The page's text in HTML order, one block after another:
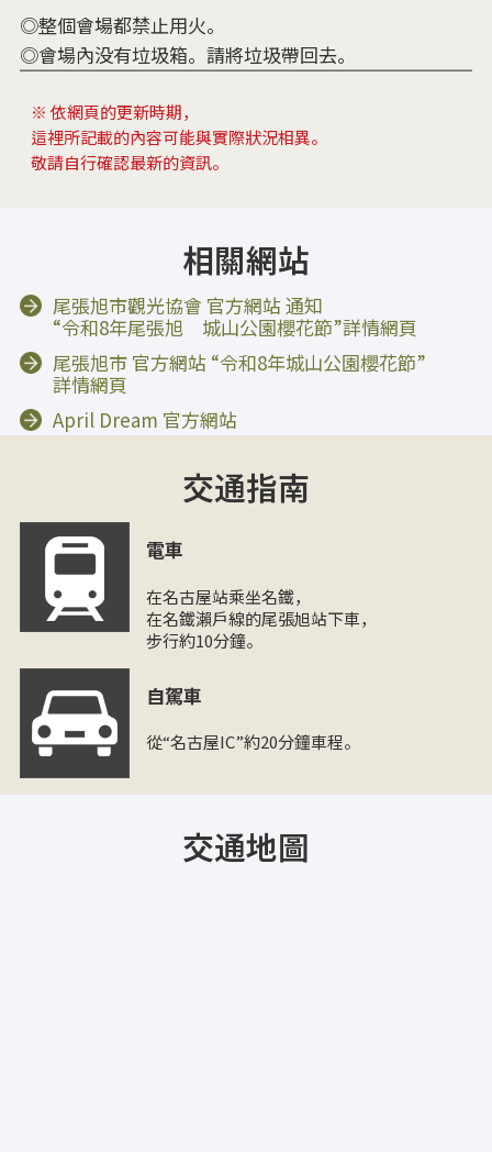
◎整個會場都禁止用火。
◎會場內没有垃圾箱。請將垃圾帶回去。
※ 依網頁的更新時期，
這裡所記載的內容可能與實際狀況相異。
敬請自行確認最新的資訊。
相關網站
尾張旭市觀光協會 官方網站 通知
“令和8年尾張旭 城山公園櫻花節”詳情網頁
尾張旭市 官方網站 “令和8年城山公園櫻花節”
詳情網頁
April Dream 官方網站
交通指南
電車
在名古屋站乘坐名鐵，
在名鐵瀨戶線的尾張旭站下車，
步行約10分鐘。
自駕車
從“名古屋IC”約20分鐘車程。
交通地圖